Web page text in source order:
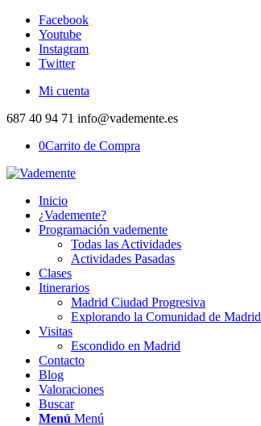
Facebook
Youtube
Instagram
Twitter
Mi cuenta
687 40 94 71 info@vademente.es
0Carrito de Compra
Inicio
¿Vademente?
Programación vademente
Todas las Actividades
Actividades Pasadas
Clases
Itinerarios
Madrid Ciudad Progresiva
Explorando la Comunidad de Madrid
Visitas
Escondido en Madrid
Contacto
Blog
Valoraciones
Buscar
Menú Menú